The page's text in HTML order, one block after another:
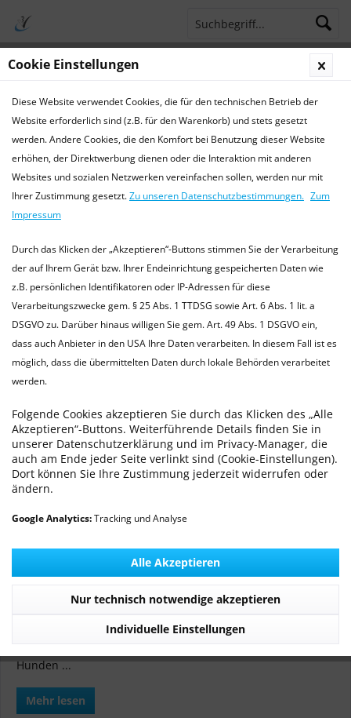
Terminsprechstunde Service Hotline 04421 773770
Chirurgie
Chirurgie für Kleintiere, Heimtiere und Exoten
Kater , Heimtiere männlich / weiblich (Kaninchen,...mehr
erfahren »
Filtern
Von: Dr. med. vet. Ralf Michling 26.09.16 00:00 0 Kommentare
Faltlappenplastik des weichen Gaumens FFP (Folded Flap
Ein verlängertes Gaumensegel (ESP) ist Teil des
brachyzephalen Syndroms (BAS,Brachicephalic Airway
Hunden ...
Mehr lesen
Cookie Einstellungen
Diese Website verwendet Cookies, die für den technischen Betrieb der
Website erforderlich sind (z.B. für den Warenkorb) und stets gesetzt
werden. Andere Cookies, die den Komfort bei Benutzung dieser Website
erhöhen, der Direktwerbung dienen oder die Interaktion mit anderen
Websites und sozialen Netzwerken vereinfachen sollen, werden nur mit
Ihrer Zustimmung gesetzt.Zu unseren Datenschutzbestimmungen. Zum
Impressum
Durch das Klicken der „Akzeptieren“-Buttons stimmen Sie der Verarbeitung
der auf Ihrem Gerät bzw. Ihrer Endeinrichtung gespeicherten Daten wie
z.B. persönlichen Identifikatoren oder IP-Adressen für diese
Verarbeitungszwecke gem. § 25 Abs. 1 TTDSG sowie Art. 6 Abs. 1 lit. a
DSGVO zu. Darüber hinaus willigen Sie gem. Art. 49 Abs. 1 DSGVO ein,
dass auch Anbieter in den USA Ihre Daten verarbeiten. In diesem Fall ist es
möglich, dass die übermittelten Daten durch lokale Behörden verarbeitet
werden.
Folgende Cookies akzeptieren Sie durch das Klicken des „Alle
Akzeptieren“-Buttons. Weiterführende Details finden Sie in
unserer Datenschutzerklärung und im Privacy-Manager, die
auch am Ende jeder Seite verlinkt sind (Cookie-Einstellungen).
Dort können Sie Ihre Zustimmung jederzeit widerrufen oder
ändern.
Google Analytics:Tracking und Analyse
Individuelle Einstellungen
Nur technisch notwendige akzeptieren
Alle Akzeptieren